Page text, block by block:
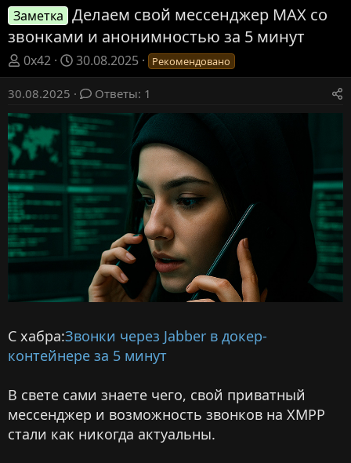
Заметка Делаем свой мессенджер MAX со
звонками и анонимностью за 5 минут
А
в
т
о
р
т
е
м
ы
0x42
Д
а
т
н
а
ч
а
л
а
30.08.2025 Рекомендовано
30.08.2025 Ответы: 1
С хабра:Звонки через Jabber в докер-
контейнере за 5 минут
В свете сами знаете чего, свой приватный
мессенджер и возможность звонков на XMPP
стали как никогда актуальны.